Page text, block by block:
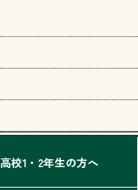
高校1・2年生の方へ